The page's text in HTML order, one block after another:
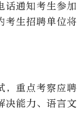
话通知考生参加
考生招聘单位将
，重点考察应聘
决能力、语言文